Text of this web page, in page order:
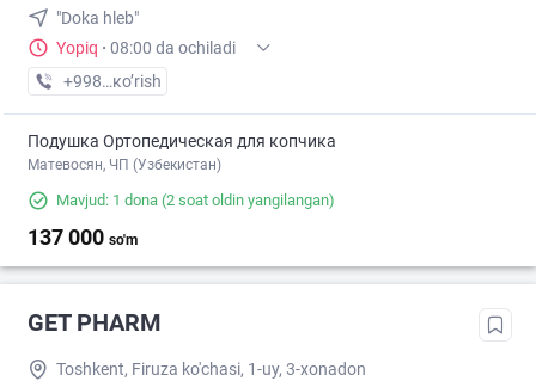
"Doka hleb"
Yopiq · 08:00 da ochiladi
+998 (70) XXX-XX-XX
кo’rish
Подушка Ортопедическая для копчика
Матевосян, ЧП (Узбекистан)
Mavjud: 1 dona (2 soat oldin yangilangan)
137 000 so'm
GET PHARM
Toshkent, Firuza ko'chasi, 1-uy, 3-xonadon